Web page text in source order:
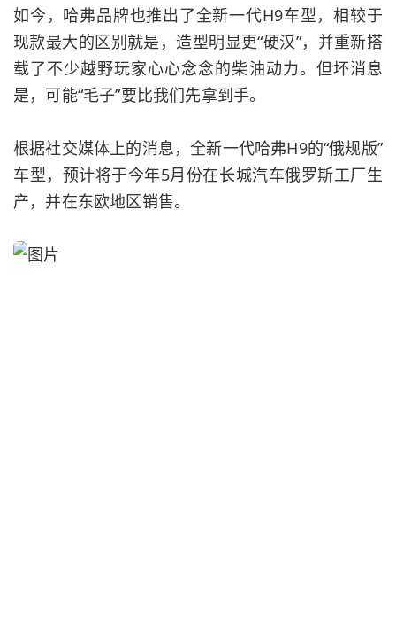
如今， 哈弗品牌也推出了全新一代H9车型，相较于
现款最大的区别就是，造型明显更“硬汉”，并重新搭
载了不少越野玩家心心念念的柴油动力。但坏消息
是，可能“毛子”要比我们先拿到手。
根据社交媒体上的消息，全新一代哈弗H9的“俄规版”
车型，预计将于今年5月份在长城汽车俄罗斯工厂生
产，并在东欧地区销售。